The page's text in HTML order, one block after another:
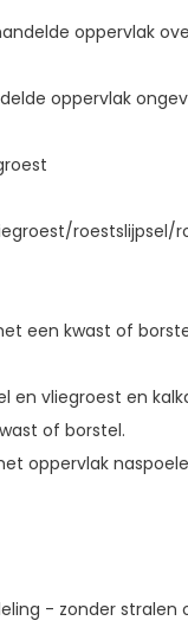
oppervlak
oppervlak
roestslijpsel/
een kwast of
en vliegroest en
of borstel.
oppervlak
- zonder stralen